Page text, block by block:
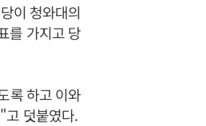
이 청와대의
를 가지고 당
록 하고 이와
고 덧붙였다.